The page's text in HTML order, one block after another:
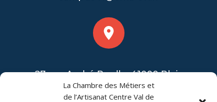
La Chambre des Métiers et
de l’Artisanat Centre Val de
27 rue André Boulle, 41000 Blois